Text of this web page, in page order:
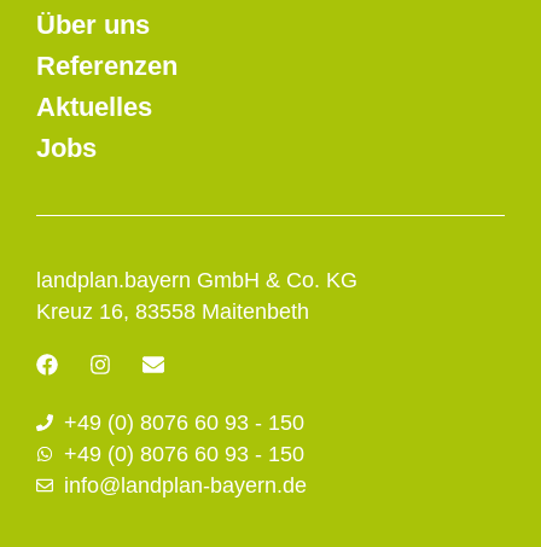
landplan.bayern GmbH & Co. KG
Kreuz 16, 83558 Maitenbeth
F
a
e
b
o
o
I
n
t
a
g
r
E
e
l
o
p
+49 (0) 8076 60 93 - 150
+49 (0) 8076 60 93 - 150
info@landplan-bayern.de
Über uns
Referenzen
Aktuelles
Jobs